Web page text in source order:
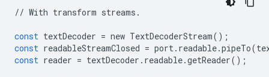
// With transform streams .
const textDecoder = new TextDecoderStream();
const readableStreamClosed = port. readable.pipeTo(
const reader = textDecoder . readable.getReader();